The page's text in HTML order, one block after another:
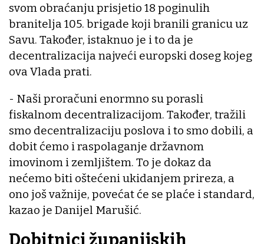
svom obraćanju prisjetio 18 poginulih
branitelja 105. brigade koji branili granicu uz
Savu. Također, istaknuo je i to da je
decentralizacija najveći europski doseg kojeg
ova Vlada prati.
- Naši proračuni enormno su porasli
fiskalnom decentralizacijom. Također, tražili
smo decentralizaciju poslova i to smo dobili, a
dobit ćemo i raspolaganje državnom
imovinom i zemljištem. To je dokaz da
nećemo biti oštećeni ukidanjem prireza, a
ono još važnije, povećat će se plaće i standard,
kazao je Danijel Marušić.